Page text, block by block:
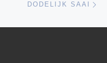
DODELIJK SAAI